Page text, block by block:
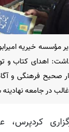
مؤسسه خیریه
اهدای کتاب و
صحیح فرهنگی و
در جامعه
کردپرس،